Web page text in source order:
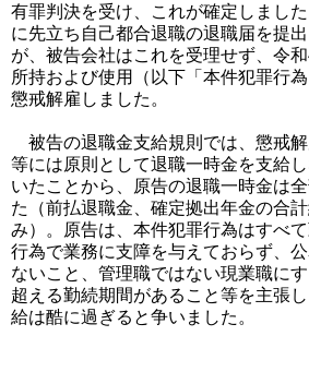
有罪判決を受け、これが確定しまし
に先立ち自己都合退職の退職届を提
が、被告会社はこれを受理せず、令
所持および使用（以下「本件犯罪行
懲戒解雇しました。
被告の退職金支給規則では、懲戒
等には原則として退職一時金を支給
いたことから、原告の退職一時金は
た（前払退職金、確定拠出年金の合
み）。原告は、本件犯罪行為はすべ
行為で業務に支障を与えておらず、
ないこと、管理職ではない現業職に
超える勤続期間があること等を主張
給は酷に過ぎると争いました。